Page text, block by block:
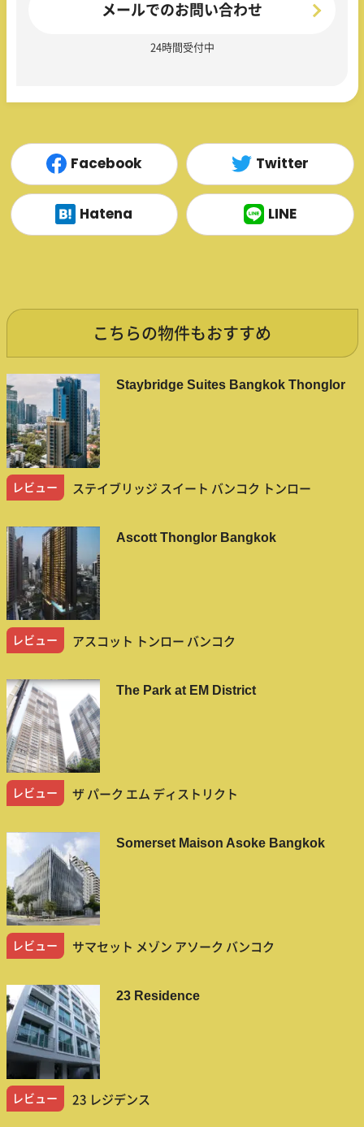
メールでのお問い合わせ
24時間受付中
Facebook Twitter
Hatena LINE
こちらの物件もおすすめ
Staybridge Suites Bangkok Thonglor
レビュー ステイブリッジ スイート バンコク トンロー
Ascott Thonglor Bangkok
レビュー アスコット トンロー バンコク
The Park at EM District
レビュー ザ パーク エム ディストリクト
Somerset Maison Asoke Bangkok
レビュー サマセット メゾン アソーク バンコク
23 Residence
レビュー 23 レジデンス